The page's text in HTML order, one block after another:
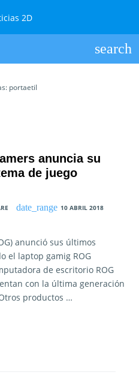
portaetil
anuncia su
de juego
10 ABRIL 2018
anunció sus últimos
el laptop gamig ROG
de escritorio ROG
con la última generación
productos …